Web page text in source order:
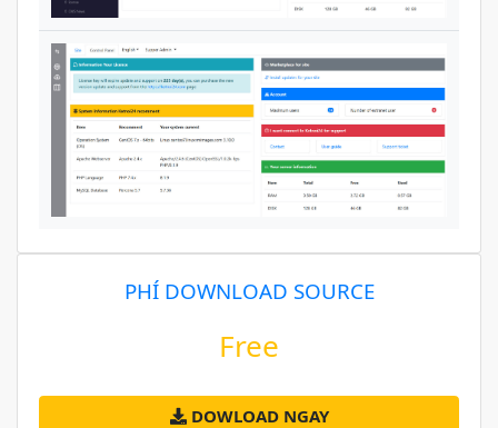
PHÍ DOWNLOAD SOURCE
Free
DOWLOAD NGAY